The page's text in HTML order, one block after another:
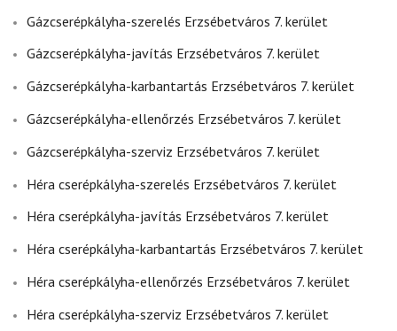
Gázcserépkályha-szerelés Erzsébetváros 7. kerület
Gázcserépkályha-javítás Erzsébetváros 7. kerület
Gázcserépkályha-karbantartás Erzsébetváros 7. kerület
Gázcserépkályha-ellenőrzés Erzsébetváros 7. kerület
Gázcserépkályha-szerviz Erzsébetváros 7. kerület
Héra cserépkályha-szerelés Erzsébetváros 7. kerület
Héra cserépkályha-javítás Erzsébetváros 7. kerület
Héra cserépkályha-karbantartás Erzsébetváros 7. kerület
Héra cserépkályha-ellenőrzés Erzsébetváros 7. kerület
Héra cserépkályha-szerviz Erzsébetváros 7. kerület